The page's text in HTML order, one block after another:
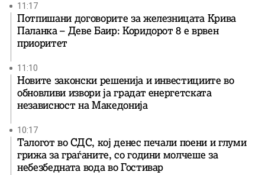
11:17
Потпишани договорите за железницата Крива
Паланка – Деве Баир: Коридорот 8 е врвен
приоритет
11:10
Новите законски решенија и инвестициите во
обновливи извори ја градат енергетската
независност на Македонија
10:17
Талогот во СДС, кој денес печали поени и глуми
грижа за граѓаните, со години молчеше за
небезбедната вода во Гостивар